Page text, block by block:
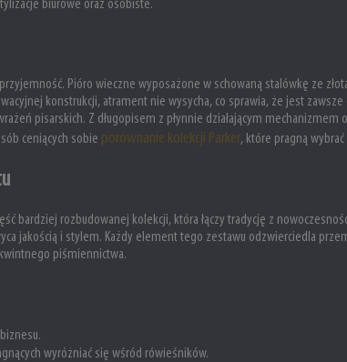
biurowe oraz osobiste.
Pióro wieczne wyposażone w schowaną stalówkę ze
konstrukcji, atrament nie wysycha, co sprawia, że jest
pisarskich. Z długopisem z płynnie działającym
ceniących sobie porównanie kolekcji Parker, które pragną
bardziej rozbudowanej kolekcji, która łączy tradycję z
jakością i stylem. Każdy element tego zestawu odzwierciedla
piśmiennictwa.
wyróżniać się wśród rówieśników.